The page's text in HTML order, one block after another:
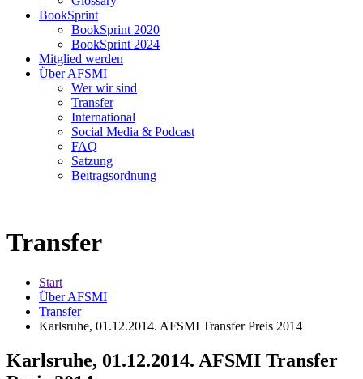
BookSprint
BookSprint 2020
BookSprint 2024
Mitglied werden
Über AFSMI
Wer wir sind
Transfer
International
Social Media & Podcast
FAQ
Satzung
Beitragsordnung
Transfer
Start
Über AFSMI
Transfer
Karlsruhe, 01.12.2014. AFSMI Transfer Preis 2014
Karlsruhe, 01.12.2014. AFSMI Transfer